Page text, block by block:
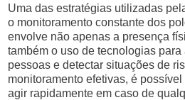
Uma das estratégias utilizadas
o monitoramento constante dos
envolve não apenas a presença
também o uso de tecnologias
pessoas e detectar situações de
monitoramento efetivas, é
agir rapidamente em caso de